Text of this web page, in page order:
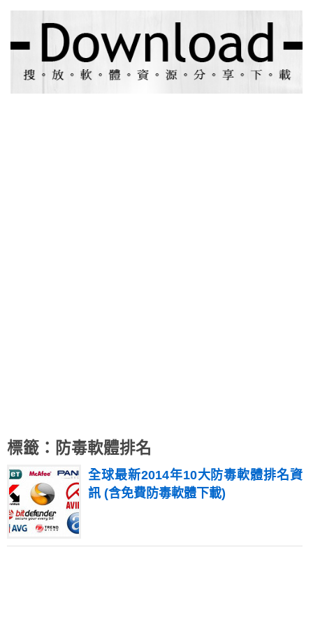
標籤：防毒軟體排名
全球最新2014年10大防毒軟體排名資
訊 (含免費防毒軟體下載)